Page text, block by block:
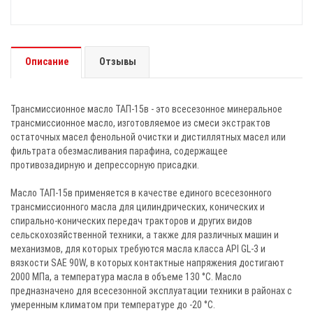
Описание Отзывы
Трансмиссионное масло ТАП-15в - это всесезонное минеральное
трансмиссионное масло, изготовляемое из смеси экстрактов
остаточных масел фенольной очистки и дистиллятных масел или
фильтрата обезмасливания парафина, содержащее
противозадирную и депрессорную присадки.
Масло ТАП-15в применяется в качестве единого всесезонного
трансмиссионного масла для цилиндрических, конических и
спирально-конических передач тракторов и других видов
сельскохозяйственной техники, а также для различных машин и
механизмов, для которых требуются масла класса API GL-3 и
вязкости SAE 90W, в которых контактные напряжения достигают
2000 МПа, а температура масла в объеме 130 °С. Масло
предназначено для всесезонной эксплуатации техники в районах с
умеренным климатом при температуре до -20 °С.